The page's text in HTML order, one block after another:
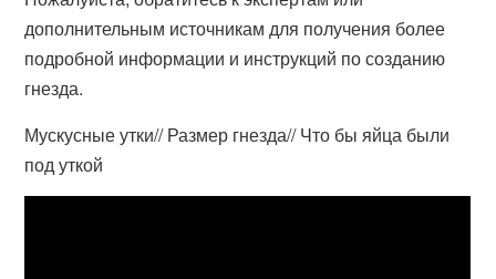
дополнительным источникам для получения более
подробной информации и инструкций по созданию
гнезда.
Мускусные утки// Размер гнезда// Что бы яйца были
под уткой